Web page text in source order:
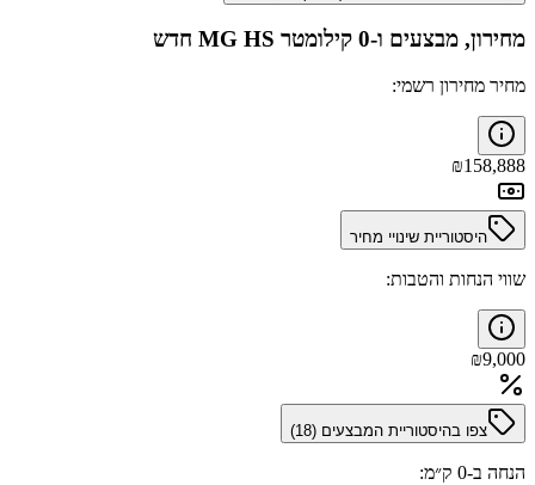
מחירון, מבצעים ו-0 קילומטר MG HS חדש
מחיר מחירון רשמי:
₪158,888
היסטוריית שינויי מחיר
שווי הנחות והטבות:
₪9,000
צפו בהיסטוריית המבצעים (18
)
הנחה ב-0 ק״מ: